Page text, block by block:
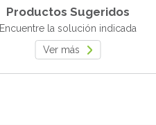
Productos Sugeridos
Encuentre la solución indicada
Ver más